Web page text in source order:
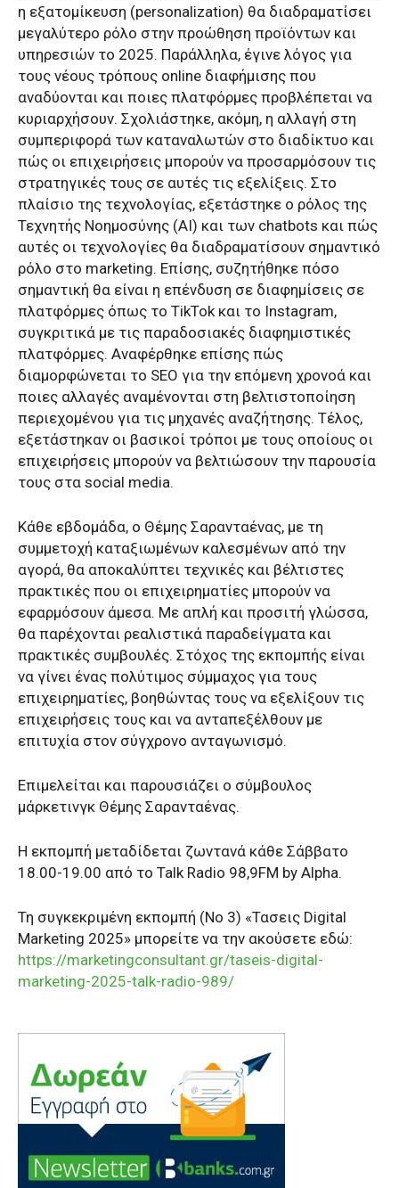
η εξατομίκευση (personalization) θα διαδραματίσει
μεγαλύτερο ρόλο στην προώθηση προϊόντων και
υπηρεσιών το 2025. Παράλληλα, έγινε λόγος για
τους νέους τρόπους online διαφήμισης που
αναδύονται και ποιες πλατφόρμες προβλέπεται να
κυριαρχήσουν. Σχολιάστηκε, ακόμη, η αλλαγή στη
συμπεριφορά των καταναλωτών στο διαδίκτυο και
πώς οι επιχειρήσεις μπορούν να προσαρμόσουν τις
στρατηγικές τους σε αυτές τις εξελίξεις. Στο
πλαίσιο της τεχνολογίας, εξετάστηκε ο ρόλος της
Τεχνητής Νοημοσύνης (AI) και των chatbots και πώς
αυτές οι τεχνολογίες θα διαδραματίσουν σημαντικό
ρόλο στο marketing. Επίσης, συζητήθηκε πόσο
σημαντική θα είναι η επένδυση σε διαφημίσεις σε
πλατφόρμες όπως το TikTok και το Instagram,
συγκριτικά με τις παραδοσιακές διαφημιστικές
πλατφόρμες. Αναφέρθηκε επίσης πώς
διαμορφώνεται το SEO για την επόμενη χρονοά και
ποιες αλλαγές αναμένονται στη βελτιστοποίηση
περιεχομένου για τις μηχανές αναζήτησης. Τέλος,
εξετάστηκαν οι βασικοί τρόποι με τους οποίους οι
επιχειρήσεις μπορούν να βελτιώσουν την παρουσία
τους στα social media.
Κάθε εβδομάδα, ο Θέμης Σαρανταένας, με τη
συμμετοχή καταξιωμένων καλεσμένων από την
αγορά, θα αποκαλύπτει τεχνικές και βέλτιστες
πρακτικές που οι επιχειρηματίες μπορούν να
εφαρμόσουν άμεσα. Με απλή και προσιτή γλώσσα,
θα παρέχονται ρεαλιστικά παραδείγματα και
πρακτικές συμβουλές. Στόχος της εκπομπής είναι
να γίνει ένας πολύτιμος σύμμαχος για τους
επιχειρηματίες, βοηθώντας τους να εξελίξουν τις
επιχειρήσεις τους και να ανταπεξέλθουν με
επιτυχία στον σύγχρονο ανταγωνισμό.
Επιμελείται και παρουσιάζει ο σύμβουλος
μάρκετινγκ Θέμης Σαρανταένας.
Η εκπομπή μεταδίδεται ζωντανά κάθε Σάββατο
18.00-19.00 από το Talk Radio 98,9FM by Alpha.
Τη συγκεκριμένη εκπομπή (Νο 3) «Τασεις Digital
Marketing 2025» μπορείτε να την ακούσετε εδώ:
https://marketingconsultant.gr/taseis-digital-
marketing-2025-talk-radio-989/